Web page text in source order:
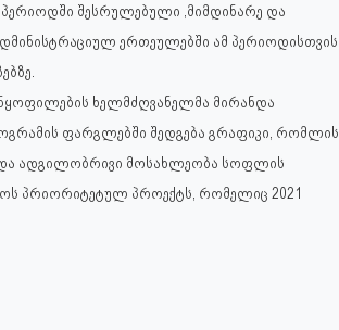
შესრულებული ,მიმდინარე და
ერთეულებში ამ პერიოდისთვის
ხელმძღვანელმა მირანდა
ფარგლებში შედგება გრაფიკი, რომლის
და ადგილობრივი მოსახლეობა სოფლის
პრიორიტეტულ პროექტს, რომელიც 2021